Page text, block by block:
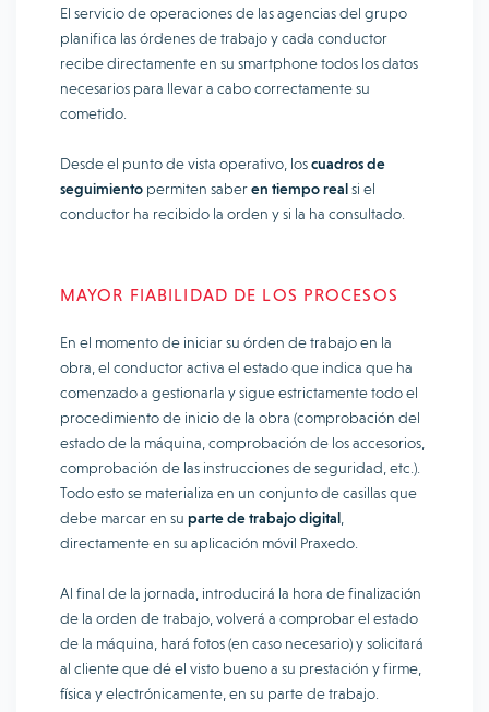
El servicio de operaciones de las agencias del grupo
planifica las órdenes de trabajo y cada conductor
recibe directamente en su smartphone todos los datos
necesarios para llevar a cabo correctamente su
cometido.
Desde el punto de vista operativo, loscuadros de
seguimiento permiten saberen tiempo realsi el
conductor ha recibido la orden y si la ha consultado.
MAYOR FIABILIDAD DE LOS PROCESOS
En el momento de iniciar su órden de trabajo en la
obra, el conductor activa el estado que indica que ha
comenzado a gestionarla y sigue estrictamente todo el
procedimiento de inicio de la obra (comprobación del
estado de la máquina, comprobación de los accesorios,
comprobación de las instrucciones de seguridad, etc.).
Todo esto se materializa en un conjunto de casillas que
debe marcar en su parte de trabajo digital,
directamente en su aplicación móvil Praxedo.
Al final de la jornada, introducirá la hora de finalización
de la orden de trabajo, volverá a comprobar el estado
de la máquina, hará fotos (en caso necesario) y solicitará
al cliente que dé el visto bueno a su prestación y firme,
física y electrónicamente, en su parte de trabajo.